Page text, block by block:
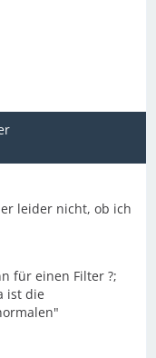
leider nicht, ob ich
für einen Filter ?;
ist die